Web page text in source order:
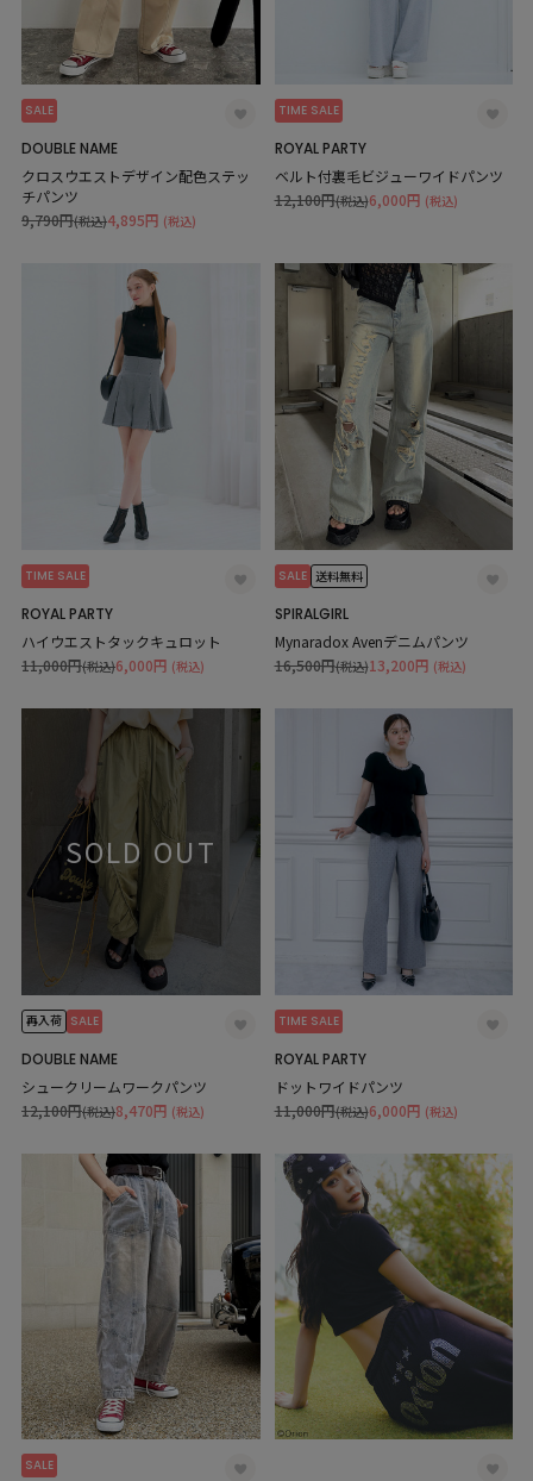
SALE
DOUBLE NAME
クロスウエストデザイン配色ステッ
チパンツ
4,895円 (税込)
9,790円(税込)
TIME SALE
ROYAL PARTY
ベルト付裏毛ビジューワイドパンツ
6,000円 (税込)
12,100円(税込)
TIME SALE
ROYAL PARTY
ハイウエストタックキュロット
6,000円 (税込)
11,000円(税込)
SALE 送料無料
SPIRALGIRL
Mynaradox Avenデニムパンツ
13,200円 (税込)
16,500円(税込)
SOLD OUT
再入荷 SALE
DOUBLE NAME
シュークリームワークパンツ
8,470円 (税込)
12,100円(税込)
TIME SALE
ROYAL PARTY
ドットワイドパンツ
6,000円 (税込)
11,000円(税込)
SALE